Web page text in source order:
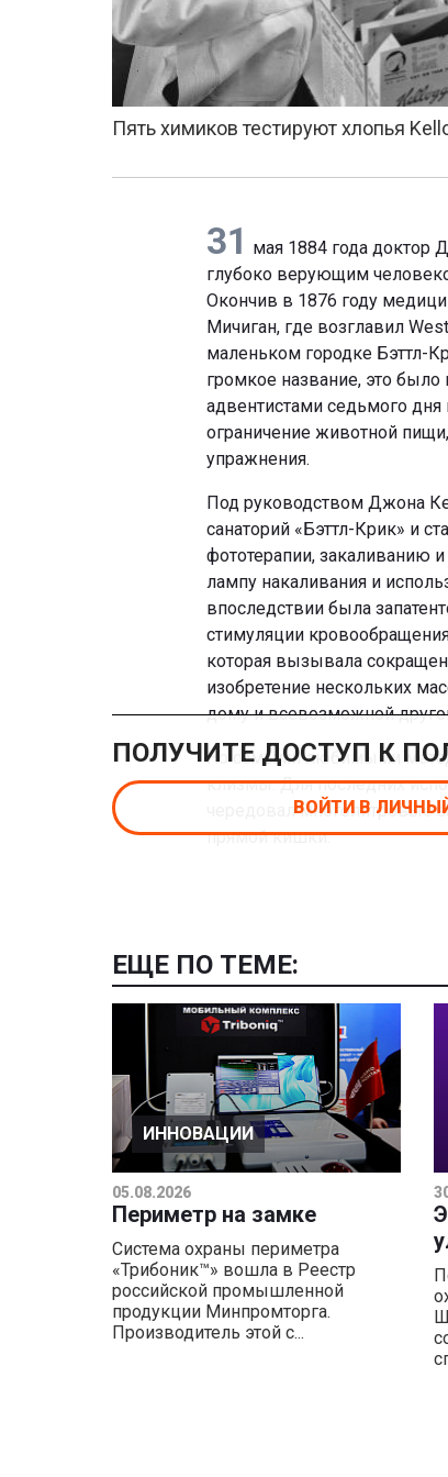
Пять химиков тестируют хлопья
31 мая 1884 года доктор
глубоко верующим
Окончив в 1876 году
Мичиган, где возглавил
маленьком городке Бэттл-
громкое название, это
адвентистами седьмого
ограничение животной
упражнения.
Под руководством Джона
санаторий «Бэттл-Крик» и
фототерапии, закаливанию
лампу накаливания и
впоследствии была
стимуляции
которая вызывала
изобретение нескольких
дому и всевозможной
Но самыми любимыми
клизмы. Для последних
чередовал многолитровые
прямой кишки.
ПОЛУЧИТЕ ДОСТУП К
ВОЙТИ В
ЕЩЕ ПО ТЕМЕ:
ИННОВАЦИИ
05.08.2026
Периметр на замке
Система охраны периметра
«Трибоник™» вошла в Реестр
российской промышленной
продукции Минпромторга.
Производитель этой с...